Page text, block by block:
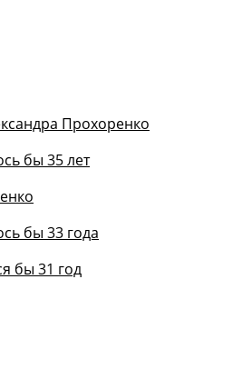
Прохоренко
бы 35 лет
бы 33 года
бы 31 год